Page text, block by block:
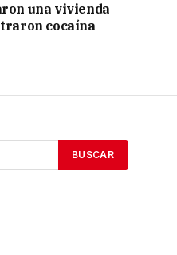
una vivienda
cocaína